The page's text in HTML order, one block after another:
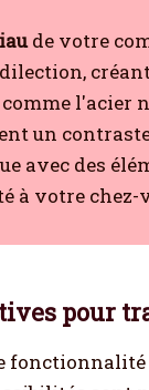
de votre
comme l'acier
un
avec des
à votre chez-
pour